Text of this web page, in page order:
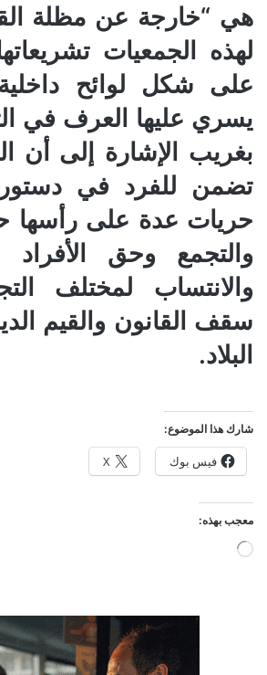
هي “خارجة عن مظلة
لهذه الجمعيات
على شكل لوائح
يسري عليها العرف في
بغريب الإشارة إلى أن
تضمن للفرد في
حريات عدة على رأسها
والتجمع وحق
والانتساب لمختلف
سقف القانون والقيم
البلاد.
شارك هذا الموضوع:
فيس بوك X
معجب بهذه:
جاري